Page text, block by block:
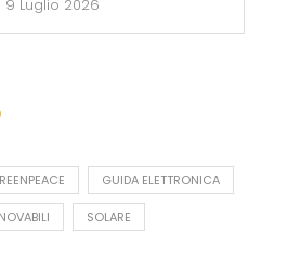
9 Luglio 2026
GUIDA ELETTRONICA
SOLARE